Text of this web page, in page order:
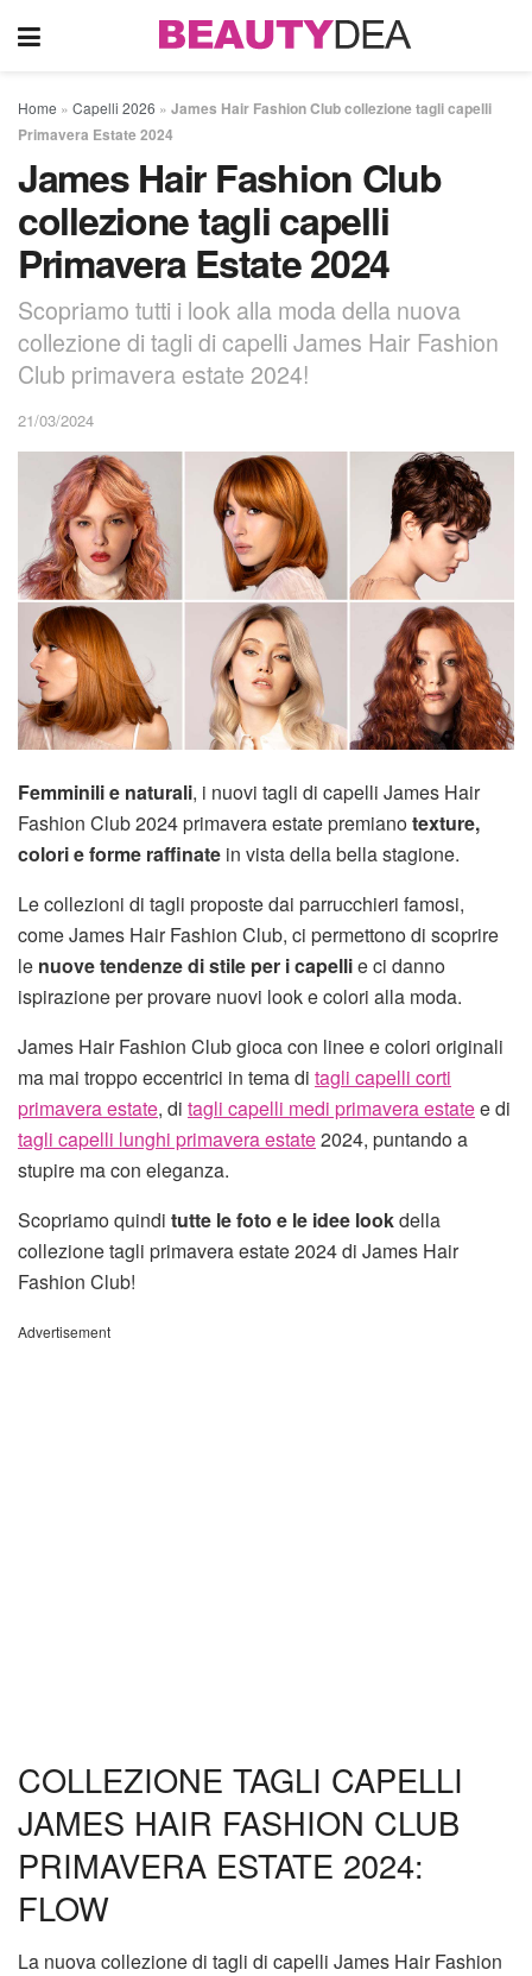
Home » Capelli 2026 » James Hair Fashion Club collezione tagli capelli
Primavera Estate 2024
James Hair Fashion Club
collezione tagli capelli
Primavera Estate 2024
Scopriamo tutti i look alla moda della nuova
collezione di tagli di capelli James Hair Fashion
Club primavera estate 2024!
21/03/2024
Femminili e naturali, i nuovi tagli di capelli James Hair
Fashion Club 2024 primavera estate premianotexture,
colori eforme raffinate in vista della bella stagione.
Le collezioni di tagli proposte dai parrucchieri famosi,
come James Hair Fashion Club, ci permettono di scoprire
le nuove tendenze di stile per i capellie ci danno
ispirazione per provare nuovi look e colori alla moda.
James Hair Fashion Club gioca con linee e colori originali
ma mai troppo eccentrici in tema di tagli capelli corti
primavera estate, di tagli capelli medi primavera estatee di
tagli capelli lunghi primavera estate2024, puntando a
stupire ma con eleganza.
Scopriamo quindi tutte le foto e le idee lookdella
collezione tagli primavera estate 2024 di James Hair
Fashion Club!
Advertisement
COLLEZIONE TAGLI CAPELLI
JAMES HAIR FASHION CLUB
PRIMAVERA ESTATE 2024:
FLOW
La nuova collezione di tagli di capelli James Hair Fashion